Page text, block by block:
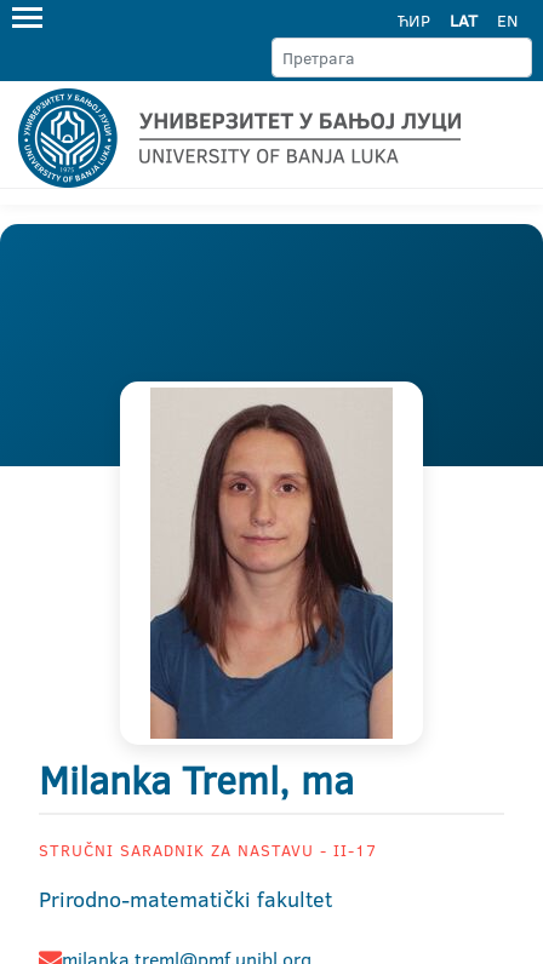
ЋИР LAT EN
Milanka Treml, ma
STRUČNI SARADNIK ZA NASTAVU - II-17
Prirodno-matematički fakultet